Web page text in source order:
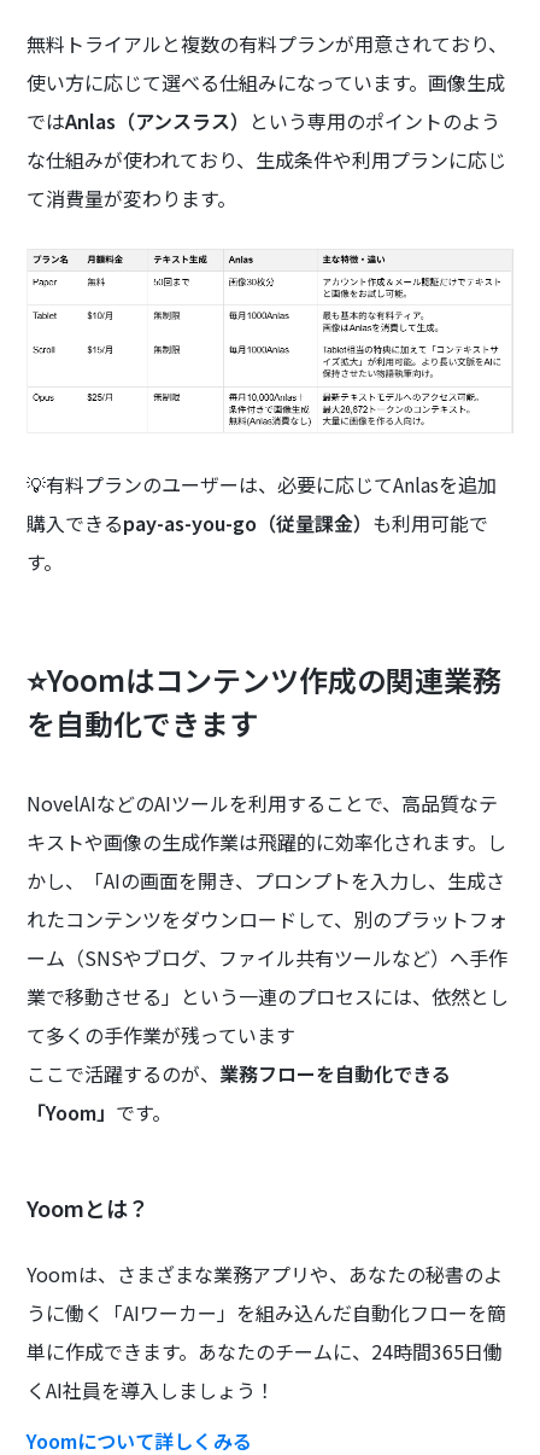
無料トライアルと複数の有料プランが用意されており、
使い方に応じて選べる仕組みになっています。画像生成
ではAnlas（アンスラス） という専用のポイントのよう
な仕組みが使われており、生成条件や利用プランに応じ
て消費量が変わります。
💡有料プランのユーザーは、必要に応じてAnlasを追加
購入できるpay-as-you-go（従量課金） も利用可能で
す。
⭐Yoomはコンテンツ作成の関連業務
を自動化できます
NovelAIなどのAIツールを利用することで、高品質なテ
キストや画像の生成作業は飛躍的に効率化されます。し
かし、「AIの画面を開き、プロンプトを入力し、生成さ
れたコンテンツをダウンロードして、別のプラットフォ
ーム（SNSやブログ、ファイル共有ツールなど）へ手作
業で移動させる」という一連のプロセスには、依然とし
て多くの手作業が残っています
ここで活躍するのが、 業務フローを自動化できる
「Yoom」 です。
Yoomとは？
Yoomは、さまざまな業務アプリや、あなたの秘書のよ
うに働く「AIワーカー」を組み込んだ自動化フローを簡
単に作成できます。あなたのチームに、24時間365日働
くAI社員を導入しましょう！
Yoomについて詳しくみる